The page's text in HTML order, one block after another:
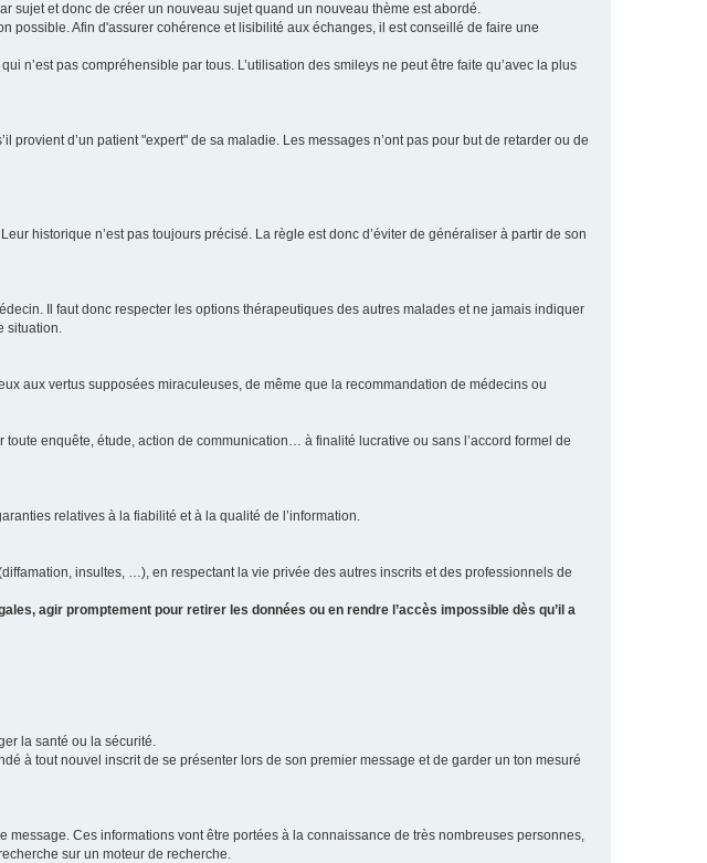
sujet et donc de créer un nouveau sujet quand un nouveau thème est abordé.
possible. Afin d'assurer cohérence et lisibilité aux échanges, il est conseillé de faire une
n’est pas compréhensible par tous. L’utilisation des smileys ne peut être faite qu’avec la plus
d’un patient "expert" de sa maladie. Les messages n’ont pas pour but de retarder ou de
historique n’est pas toujours précisé. La règle est donc d’éviter de généraliser à partir de son
Il faut donc respecter les options thérapeutiques des autres malades et ne jamais indiquer
situation.
aux vertus supposées miraculeuses, de même que la recommandation de médecins ou
enquête, étude, action de communication… à finalité lucrative ou sans l’accord formel de
relatives à la fiabilité et à la qualité de l’information.
insultes, …), en respectant la vie privée des autres inscrits et des professionnels de
agir promptement pour retirer les données ou en rendre l’accès impossible dès qu’il a
la santé ou la sécurité.
à tout nouvel inscrit de se présenter lors de son premier message et de garder un ton mesuré
Ces informations vont être portées à la connaissance de très nombreuses personnes,
sur un moteur de recherche.